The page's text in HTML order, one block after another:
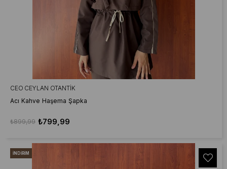
CEO CEYLAN OTANTIK
Acı Kahve Haşema Şapka
₺799,99
₺899,99
İNDIRIM